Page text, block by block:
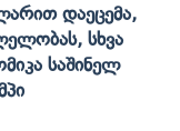
Დაეცემა,
Სხვა
Საშინელ